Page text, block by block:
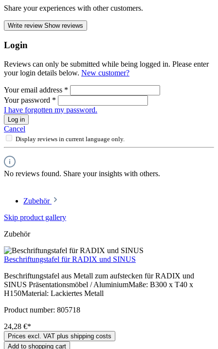
Share your experiences with other customers.
Write review Show reviews
Login
Reviews can only be submitted while being logged in. Please enter
your login details below. New customer?
Your email address *
Your password *
I have forgotten my password.
Log in
Cancel
Display reviews in current language only.
No reviews found. Share your insights with others.
Zubehör
Skip product gallery
Zubehör
Beschriftungstafel für RADIX und SINUS
Beschriftungstafel aus Metall zum aufstecken für RADIX und
SINUS Präsentationsmöbel / AluminiumMaße: B300 x T40 x
H150Material: Lackiertes Metall
Product number: 805718
24,28 €*
Prices excl. VAT plus shipping costs
Add to shopping cart